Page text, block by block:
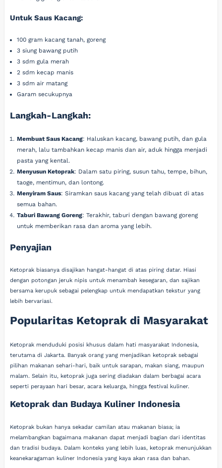
Untuk Saus Kacang:
100 gram kacang tanah, goreng
3 siung bawang putih
3 sdm gula merah
2 sdm kecap manis
3 sdm air matang
Garam secukupnya
Langkah-Langkah:
Membuat Saus Kacang: Haluskan kacang, bawang putih, dan gula
merah, lalu tambahkan kecap manis dan air, aduk hingga menjadi
pasta yang kental.
Menyusun Ketoprak: Dalam satu piring, susun tahu, tempe, bihun,
taoge, mentimun, dan lontong.
Menyiram Saus: Siramkan saus kacang yang telah dibuat di atas
semua bahan.
Taburi Bawang Goreng: Terakhir, taburi dengan bawang goreng
untuk memberikan rasa dan aroma yang lebih.
Penyajian
Ketoprak biasanya disajikan hangat-hangat di atas piring datar. Hiasi
dengan potongan jeruk nipis untuk menambah kesegaran, dan sajikan
bersama kerupuk sebagai pelengkap untuk mendapatkan tekstur yang
lebih bervariasi.
Popularitas Ketoprak di Masyarakat
Ketoprak menduduki posisi khusus dalam hati masyarakat Indonesia,
terutama di Jakarta. Banyak orang yang menjadikan ketoprak sebagai
pilihan makanan sehari-hari, baik untuk sarapan, makan siang, maupun
malam. Selain itu, ketoprak juga sering diadakan dalam berbagai acara
seperti perayaan hari besar, acara keluarga, hingga festival kuliner.
Ketoprak dan Budaya Kuliner Indonesia
Ketoprak bukan hanya sekadar camilan atau makanan biasa; ia
melambangkan bagaimana makanan dapat menjadi bagian dari identitas
dan tradisi budaya. Dalam konteks yang lebih luas, ketoprak menunjukkan
keanekaragaman kuliner Indonesia yang kaya akan rasa dan bahan.